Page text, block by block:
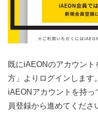
既にiAEONのアカウン
方」よりログインします。
iAEONアカウントを持
員登録から進めてくださ